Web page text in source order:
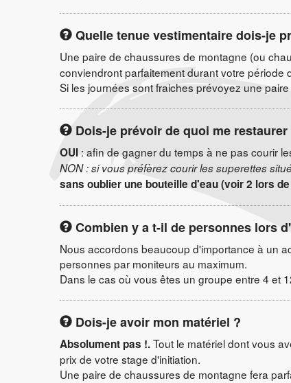
Quelle tenue vestimentaire dois-je
Une paire de chaussures de montagne (ou
conviendront parfaitement durant votre période
Si les journées sont fraiches prévoyez une
Dois-je prévoir de quoi me restaurer
OUI : afin de gagner du temps à ne pas courir
NON : si vous préfèrez courir les superettes
sans oublier une bouteille d'eau (voir 2 lors
Combien y a t-il de personnes lors
Nous accordons beaucoup d'importance à un
personnes par moniteurs au maximum.
Dans le cas où vous êtes un groupe entre 4 et
Dois-je avoir mon matériel ?
Absolument pas !.Tout le matériel dont vous
prix de votre stage d'initiation.
Une paire de chaussures de montagne fera